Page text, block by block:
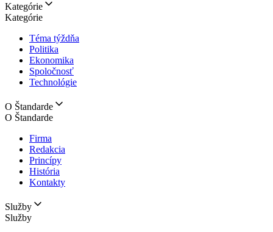
Kategórie
Kategórie
Téma týždňa
Politika
Ekonomika
Spoločnosť
Technológie
O Štandarde
O Štandarde
Firma
Redakcia
Princípy
História
Kontakty
Služby
Služby